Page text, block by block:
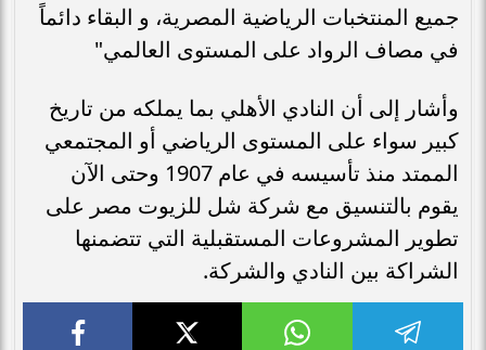
جميع المنتخبات الرياضية المصرية، و البقاء دائماً
في مصاف الرواد على المستوى العالمي"
وأشار إلى أن النادي الأهلي بما يملكه من تاريخ
كبير سواء على المستوى الرياضي أو المجتمعي
الممتد منذ تأسيسه في عام 1907 وحتى الآن
يقوم بالتنسيق مع شركة شل للزيوت مصر على
تطوير المشروعات المستقبلية التي تتضمنها
الشراكة بين النادي والشركة.